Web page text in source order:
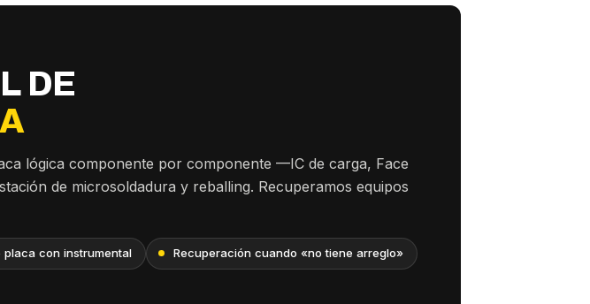
DE
lógica componente por componente —IC de carga, Face
de microsoldadura y reballing. Recuperamos equipos
placa con instrumental Recuperación cuando «no tiene arreglo»